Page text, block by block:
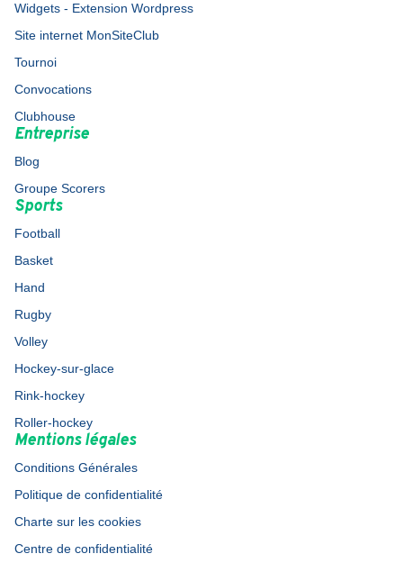
Widgets - Extension Wordpress
Site internet MonSiteClub
Tournoi
Convocations
Clubhouse
Entreprise
Blog
Groupe Scorers
Sports
Football
Basket
Hand
Rugby
Volley
Hockey-sur-glace
Rink-hockey
Roller-hockey
Mentions légales
Conditions Générales
Politique de confidentialité
Charte sur les cookies
Centre de confidentialité